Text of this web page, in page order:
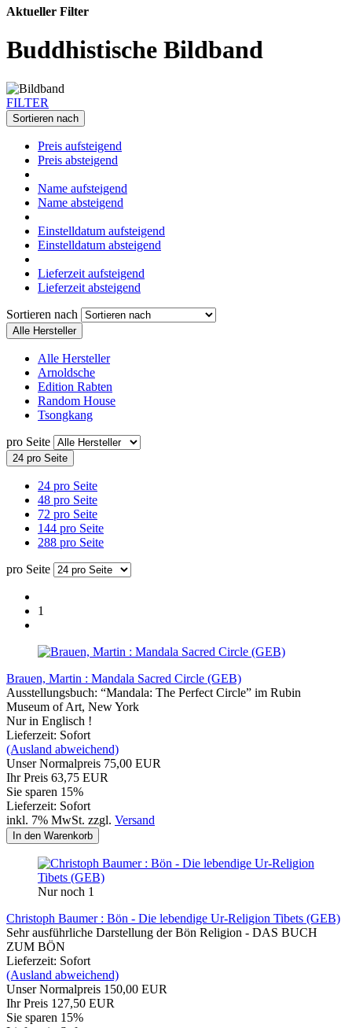
Aktueller Filter
Buddhistische Bildband
FILTER
Sortieren nach
Preis aufsteigend
Preis absteigend
Name aufsteigend
Name absteigend
Einstelldatum aufsteigend
Einstelldatum absteigend
Lieferzeit aufsteigend
Lieferzeit absteigend
Sortieren nach
Alle Hersteller
Alle Hersteller
Arnoldsche
Edition Rabten
Random House
Tsongkang
pro Seite
24 pro Seite
24 pro Seite
48 pro Seite
72 pro Seite
144 pro Seite
288 pro Seite
pro Seite
1
Brauen, Martin : Mandala Sacred Circle (GEB)
Ausstellungsbuch: “Mandala: The Perfect Circle” im Rubin
Museum of Art, New York
Nur in Englisch !
Lieferzeit: Sofort
(Ausland abweichend)
Unser Normalpreis 75,00 EUR
Ihr Preis 63,75 EUR
Sie sparen 15%
Lieferzeit: Sofort
inkl. 7% MwSt. zzgl. Versand
In den Warenkorb
Nur noch 1
Christoph Baumer : Bön - Die lebendige Ur-Religion Tibets (GEB)
Sehr ausführliche Darstellung der Bön Religion - DAS BUCH
ZUM BÖN
Lieferzeit: Sofort
(Ausland abweichend)
Unser Normalpreis 150,00 EUR
Ihr Preis 127,50 EUR
Sie sparen 15%